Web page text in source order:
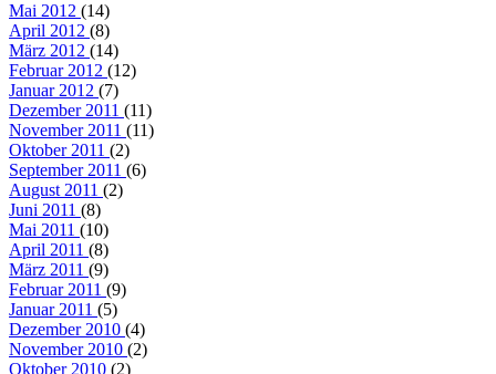
Mai 2012 (14)
April 2012 (8)
März 2012 (14)
Februar 2012 (12)
Januar 2012 (7)
Dezember 2011 (11)
November 2011 (11)
Oktober 2011 (2)
September 2011 (6)
August 2011 (2)
Juni 2011 (8)
Mai 2011 (10)
April 2011 (8)
März 2011 (9)
Februar 2011 (9)
Januar 2011 (5)
Dezember 2010 (4)
November 2010 (2)
Oktober 2010 (2)